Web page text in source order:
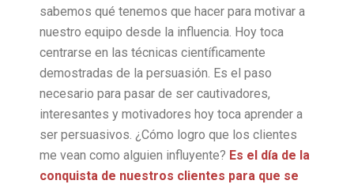
sabemos qué tenemos que hacer para motivar a
nuestro equipo desde la influencia. Hoy toca
centrarse en las técnicas científicamente
demostradas de la persuasión. Es el paso
necesario para pasar de ser cautivadores,
interesantes y motivadores hoy toca aprender a
ser persuasivos. ¿Cómo logro que los clientes
me vean como alguien influyente? Es el día de la
conquista de nuestros clientes para que se